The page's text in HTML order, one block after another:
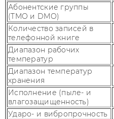
Абонентские группы
(TMO и DMO)
Количество записей в
телефонной книге
Диапазон рабочих
температур
Диапазон температур
хранения
Исполнение (пыле- и
влагозащищенность)
Ударо- и вибропрочность